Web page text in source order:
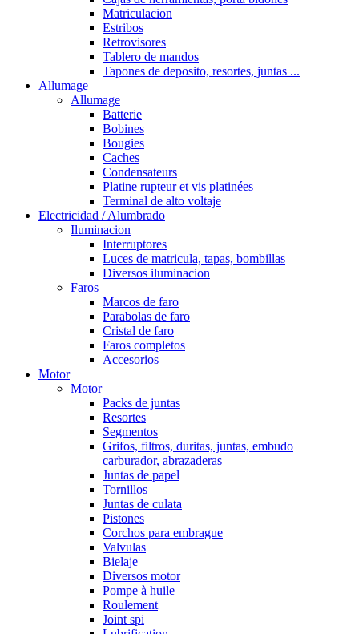
Matriculacion
Estribos
Retrovisores
Tablero de mandos
Tapones de deposito, resortes, juntas ...
Allumage
Allumage
Batterie
Bobines
Bougies
Caches
Condensateurs
Platine rupteur et vis platinées
Terminal de alto voltaje
Electricidad / Alumbrado
Iluminacion
Interruptores
Luces de matricula, tapas, bombillas
Diversos iluminacion
Faros
Marcos de faro
Parabolas de faro
Cristal de faro
Faros completos
Accesorios
Motor
Motor
Packs de juntas
Resortes
Segmentos
Grifos, filtros, duritas, juntas, embudo
carburador, abrazaderas
Juntas de papel
Tornillos
Juntas de culata
Pistones
Corchos para embrague
Valvulas
Bielaje
Diversos motor
Pompe à huile
Roulement
Joint spi